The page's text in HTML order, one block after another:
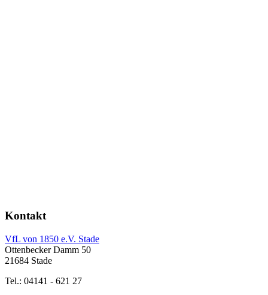
Kontakt
VfL von 1850 e.V. Stade
Ottenbecker Damm 50
21684 Stade
Tel.: 04141 - 621 27